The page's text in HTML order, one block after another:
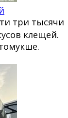
три тысячи
клещей.